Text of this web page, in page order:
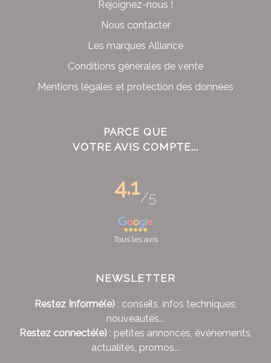
Rejoignez-nous !
Nous contacter
Les marques Alliance
Conditions générales de vente
Mentions légales et protection des données
PARCE QUE
VOTRE AVIS COMPTE...
4.1/5
Tous les avis
NEWSLETTER
Restez Informé(e): conseils, infos techniques,
nouveautés...
Restez connecté(e): petites annonces, événements,
actualités, promos...